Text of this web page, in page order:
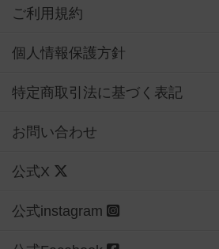
ご利用規約
個人情報保護方針
特定商取引法に基づく表記
お問い合わせ
公式X
公式instagram